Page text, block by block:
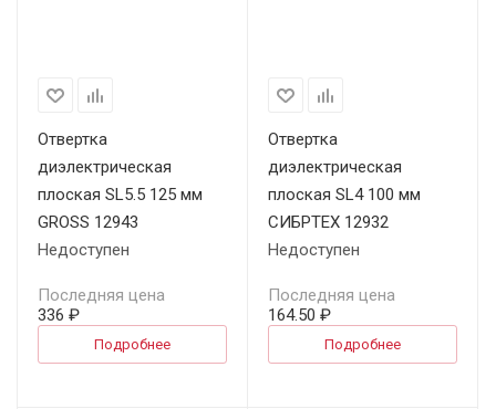
Отвертка
диэлектрическая
плоская SL5.5 125 мм
GROSS 12943
Недоступен
Последняя цена
336 ₽
Подробнее
Отвертка
диэлектрическая
плоская SL4 100 мм
СИБРТЕХ 12932
Недоступен
Последняя цена
164.50 ₽
Подробнее